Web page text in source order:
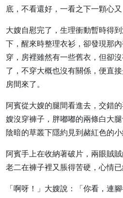
底，不看還好，一看之下一顆心
大嫂自慰完了，生理衝動暫時得
下，醒來時整理衣衫，卻發現那
穿，房裡雖然有一些舊衣，但卻
了，不穿大概也沒有關係，便直
房間來了。
阿賓從大嫂的腿間看進去，交錯
嫂沒穿褲子，胖嘟嘟的兩條白大
陰暗的草叢下隱約見到赭紅色的小
阿賓手上在收納著破片，兩眼賊
老二在褲子裡又脹得苦硬，心情已
「啊呀！」大嫂說：「你看，連腳